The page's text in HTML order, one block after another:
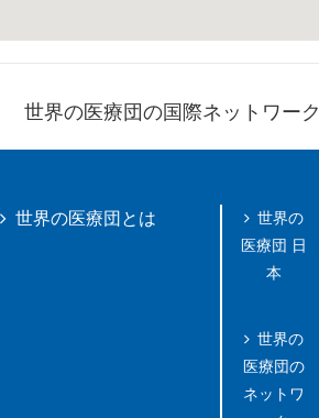
世界の医療団の国際ネットワーク
世界の医療団とは
世界の
医療団 日
本
世界の
医療団の
ネットワ